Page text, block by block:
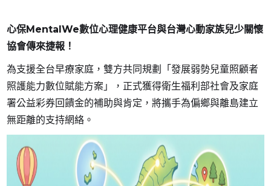
心保MentalWe數位心理健康平台與台灣心動家族兒少關懷
協會傳來捷報！
為支援全台早療家庭，雙方共同規劃「發展弱勢兒童照顧者
照護能力數位賦能方案」，正式獲得衛生福利部社會及家庭
署公益彩券回饋金的補助與肯定，將攜手為偏鄉與離島建立
無距離的支持網絡。